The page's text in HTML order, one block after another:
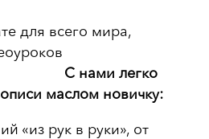
для всего мира,
легко
маслом новичку:
«из рук в руки», от